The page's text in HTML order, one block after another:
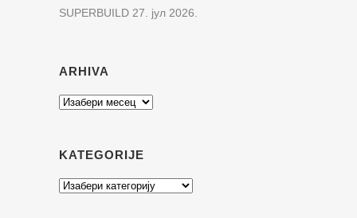
SUPERBUILD 27. јул 2026.
ARHIVA
Arhiva
KATEGORIJE
Kategorije